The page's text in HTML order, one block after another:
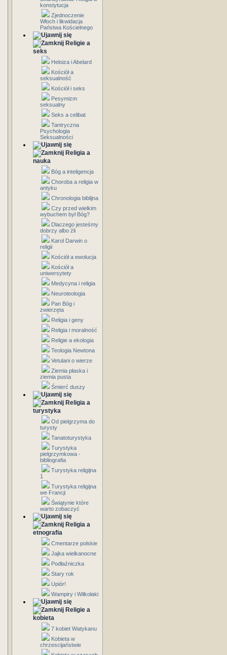
konstytucja
Zjednoczenie
Włoch i likwidacja
Państwa Kościelnego
Religie a
seks
Heloiza i Abelard
Kościół a
seksualność
Kościół i seks
Pesymizm
seksualny
Seks a celibat
Tantryczna
Psychologia
Seksualności
Religia a
nauka
Bóg a inteligencja
Choroba a religia w
antyku
Chronologia biblijna
Czy przed wielkim
wybuchem był Bóg?
Dlaczego jesteśmy
dobrzy albo źli
Karol Darwin o
religii
Kościół a ewolucja
Kościół a
uniwersytety
Medycyna i religia
Neuroteologia
Pan Bóg i
zwierzęta
Religia i geny
Religia i moralność
Religie a ekologia
Teologia Newtona
Vetulani o wierze
Ziemia płaska i
ziemia pusta
Śmierć duszy
Religia a
turystyka
Od pielgrzyma do
turysty
Tanatoturystyka
Turystyka
pielgrzymkowa -
bibliografia
Turystyka religijna
1
Turystyka religijna
we Francji
Świątynie które
warto zobaczyć
Religia a
etnografia
Cmentarze polskie
Jajka wielkanocne
Podłaźniczka
Stary rok
Upiór!
Wampiry i Wilkołaki
Religie a
kobieta
7 kobiet Watykanu
Kobieta w
chrzescijaństwie